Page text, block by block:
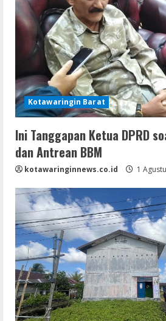
Kotawaringin Barat
Ini Tanggapan Ketua DPRD
dan Antrean BBM
kotawaringinnews.co.id 1